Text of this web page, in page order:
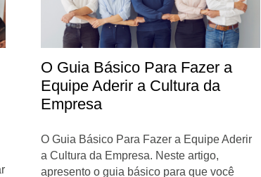
O Guia Básico Para Fazer a
Equipe Aderir a Cultura da
Empresa
O Guia Básico Para Fazer a Equipe Aderir
a Cultura da Empresa. Neste artigo,
apresento o guia básico para que você